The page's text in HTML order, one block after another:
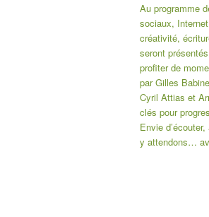
Au programme
sociaux,
créativité,
seront
profiter de
par Gilles
Cyril Attias et
clés pour
Envie
y attendons…